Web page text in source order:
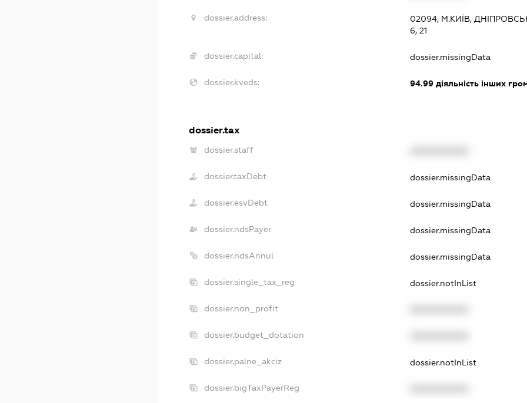
dossier.address:
02094, М.КИЇВ,
6, 21
dossier.capital: dossier.missingData
dossier.kveds: 94.99 діяльність інших
dossier.tax
dossier.staff
dossier.taxDebt dossier.missingData
dossier.esvDebt dossier.missingData
dossier.ndsPayer dossier.missingData
dossier.ndsAnnul dossier.missingData
dossier.single_tax_reg dossier.notInList
dossier.non_profit
dossier.budget_dotation
dossier.palne_akciz dossier.notInList
dossier.bigTaxPayerReg